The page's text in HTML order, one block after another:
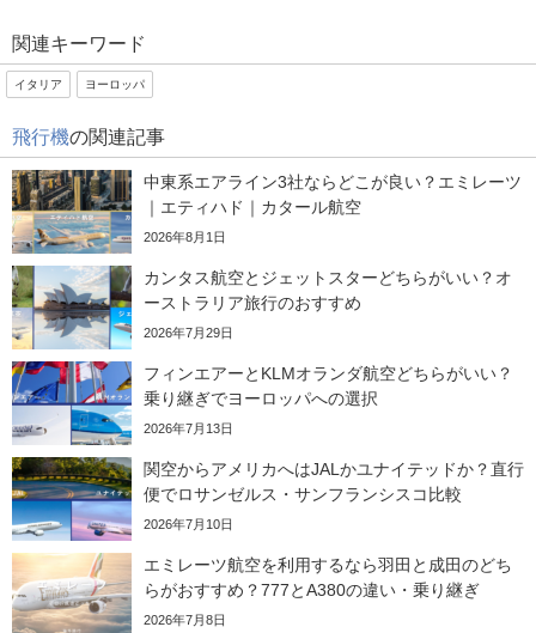
関連キーワード
イタリア ヨーロッパ
飛行機の関連記事
中東系エアライン3社ならどこが良い？エミレーツ
｜エティハド｜カタール航空
2026年8月1日
カンタス航空とジェットスターどちらがいい？オ
ーストラリア旅行のおすすめ
2026年7月29日
フィンエアーとKLMオランダ航空どちらがいい？
乗り継ぎでヨーロッパへの選択
2026年7月13日
関空からアメリカへはJALかユナイテッドか？直行
便でロサンゼルス・サンフランシスコ比較
2026年7月10日
エミレーツ航空を利用するなら羽田と成田のどち
らがおすすめ？777とA380の違い・乗り継ぎ
2026年7月8日